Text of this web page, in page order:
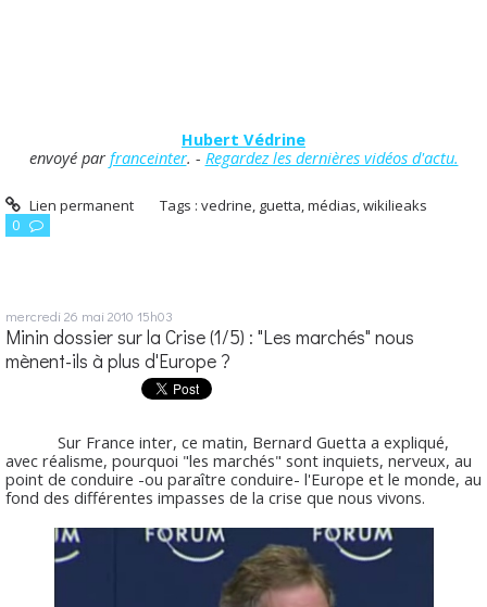
Hubert Védrine
envoyé par franceinter. - Regardez les dernières vidéos d'actu.
Lien permanent Tags :vedrine, guetta,médias,wikilieaks
0
mercredi 26 mai 2010 15h03
Minin dossier sur la Crise (1/5) : "Les marchés" nous
mènent-ils à plus d'Europe ?
Sur France inter, ce matin, Bernard Guetta a expliqué,
avec réalisme, pourquoi "les marchés" sont inquiets, nerveux, au
point de conduire -ou paraître conduire- l'Europe et le monde, au
fond des différentes impasses de la crise que nous vivons.